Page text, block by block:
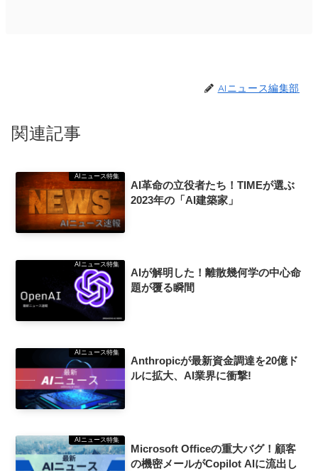
AIニュース編集部
関連記事
AIニュース特集
AI革命の立役者たち！TIMEが選ぶ
2023年の「AI建築家」
AIニュース特集
AIが解明した！離散幾何学の中心命
題が覆る瞬間
AIニュース特集
Anthropicが最新資金調達を20億ド
ルに拡大、AI業界に衝撃!
AIニュース特集
Microsoft Officeの重大バグ！顧客
の機密メールがCopilot AIに流出し